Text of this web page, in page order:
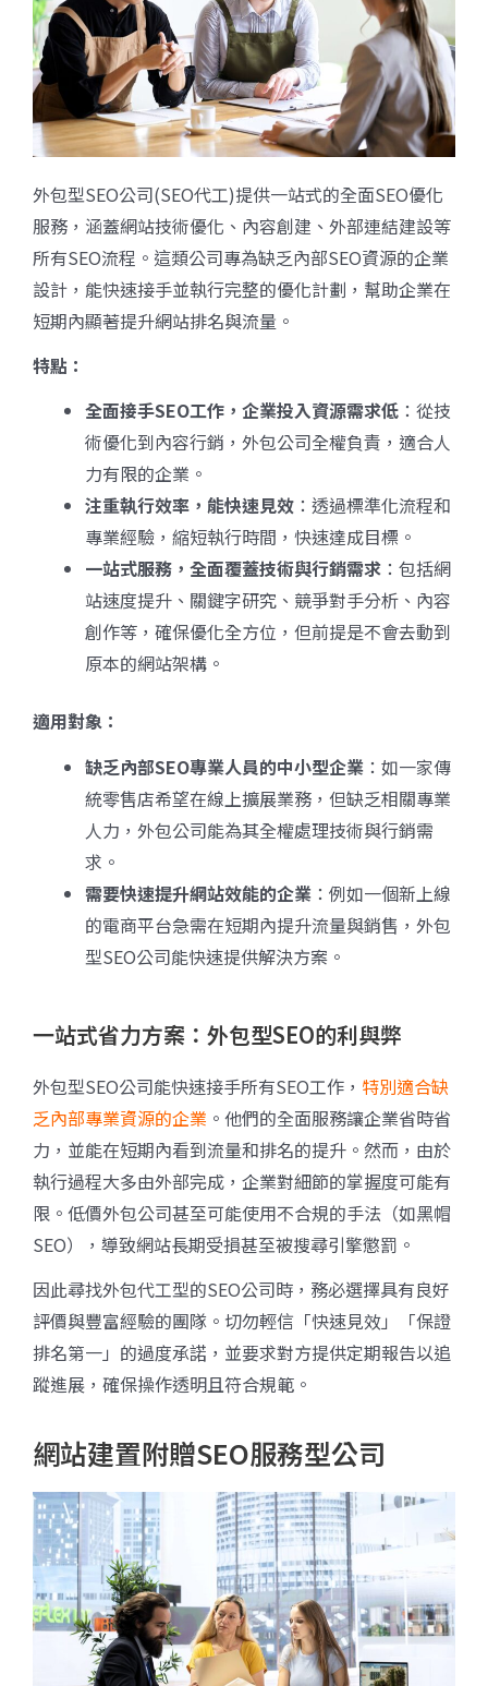
外包型SEO公司(SEO代工)提供一站式的全面SEO優化
服務，涵蓋網站技術優化、內容創建、外部連結建設等
所有SEO流程。這類公司專為缺乏內部SEO資源的企業
設計，能快速接手並執行完整的優化計劃，幫助企業在
短期內顯著提升網站排名與流量。
特點：
全面接手SEO工作，企業投入資源需求低 ：從技
術優化到內容行銷，外包公司全權負責，適合人
力有限的企業。
注重執行效率，能快速見效 ：透過標準化流程和
專業經驗，縮短執行時間，快速達成目標。
一站式服務，全面覆蓋技術與行銷需求 ：包括網
站速度提升、關鍵字研究、競爭對手分析、內容
創作等，確保優化全方位，但前提是不會去動到
原本的網站架構。
適用對象：
缺乏內部SEO專業人員的中小型企業 ：如一家傳
統零售店希望在線上擴展業務，但缺乏相關專業
人力，外包公司能為其全權處理技術與行銷需
求。
需要快速提升網站效能的企業 ：例如一個新上線
的電商平台急需在短期內提升流量與銷售，外包
型SEO公司能快速提供解決方案。
一站式省力方案：外包型SEO的利與弊
外包型SEO公司能快速接手所有SEO工作， 特別適合缺
乏內部專業資源的企業 。他們的全面服務讓企業省時省
力，並能在短期內看到流量和排名的提升。然而，由於
執行過程大多由外部完成，企業對細節的掌握度可能有
限。低價外包公司甚至可能使用不合規的手法（如黑帽
SEO），導致網站長期受損甚至被搜尋引擎懲罰。
因此尋找外包代工型的SEO公司時，務必選擇具有良好
評價與豐富經驗的團隊。切勿輕信「快速見效」「保證
排名第一」的過度承諾，並要求對方提供定期報告以追
蹤進展，確保操作透明且符合規範。
網站建置附贈SEO服務型公司